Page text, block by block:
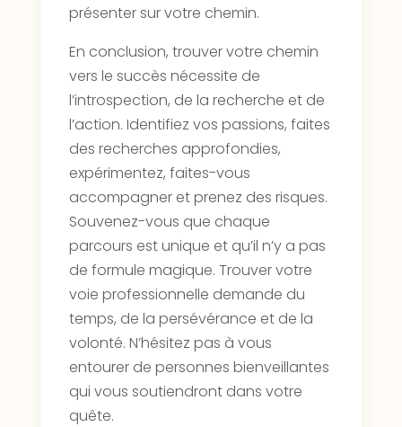
présenter sur votre chemin.
En conclusion, trouver votre chemin
vers le succès nécessite de
l’introspection, de la recherche et de
l’action. Identifiez vos passions, faites
des recherches approfondies,
expérimentez, faites-vous
accompagner et prenez des risques.
Souvenez-vous que chaque
parcours est unique et qu’il n’y a pas
de formule magique. Trouver votre
voie professionnelle demande du
temps, de la persévérance et de la
volonté. N’hésitez pas à vous
entourer de personnes bienveillantes
qui vous soutiendront dans votre
quête.